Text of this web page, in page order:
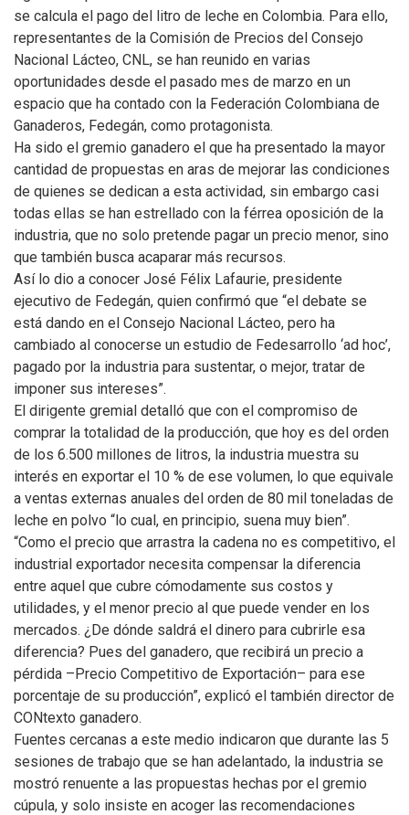
se calcula el pago del litro de leche en Colombia. Para ello,
representantes de la Comisión de Precios del Consejo
Nacional Lácteo, CNL, se han reunido en varias
oportunidades desde el pasado mes de marzo en un
espacio que ha contado con la Federación Colombiana de
Ganaderos, Fedegán, como protagonista.
Ha sido el gremio ganadero el que ha presentado la mayor
cantidad de propuestas en aras de mejorar las condiciones
de quienes se dedican a esta actividad, sin embargo casi
todas ellas se han estrellado con la férrea oposición de la
industria, que no solo pretende pagar un precio menor, sino
que también busca acaparar más recursos.
Así lo dio a conocer José Félix Lafaurie, presidente
ejecutivo de Fedegán, quien confirmó que “el debate se
está dando en el Consejo Nacional Lácteo, pero ha
cambiado al conocerse un estudio de Fedesarrollo ‘ad hoc’,
pagado por la industria para sustentar, o mejor, tratar de
imponer sus intereses”.
El dirigente gremial detalló que con el compromiso de
comprar la totalidad de la producción, que hoy es del orden
de los 6.500 millones de litros, la industria muestra su
interés en exportar el 10 % de ese volumen, lo que equivale
a ventas externas anuales del orden de 80 mil toneladas de
leche en polvo “lo cual, en principio, suena muy bien”.
“Como el precio que arrastra la cadena no es competitivo, el
industrial exportador necesita compensar la diferencia
entre aquel que cubre cómodamente sus costos y
utilidades, y el menor precio al que puede vender en los
mercados. ¿De dónde saldrá el dinero para cubrirle esa
diferencia? Pues del ganadero, que recibirá un precio a
pérdida –Precio Competitivo de Exportación– para ese
porcentaje de su producción”, explicó el también director de
CONtexto ganadero.
Fuentes cercanas a este medio indicaron que durante las 5
sesiones de trabajo que se han adelantado, la industria se
mostró renuente a las propuestas hechas por el gremio
cúpula, y solo insiste en acoger las recomendaciones